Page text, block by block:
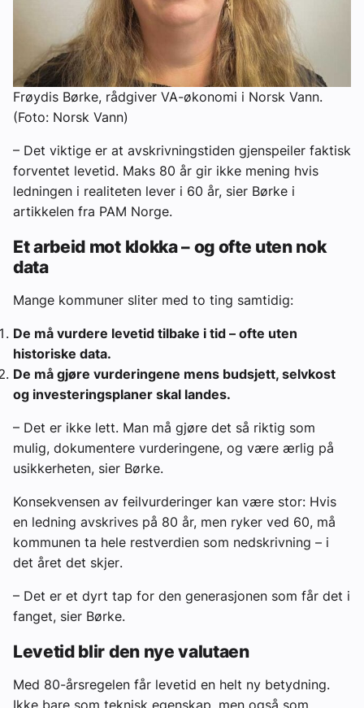
Frøydis Børke, rådgiver VA-økonomi i Norsk Vann.
(Foto: Norsk Vann)
– Det viktige er at avskrivningstiden gjenspeiler faktisk
forventet levetid. Maks 80 år gir ikke mening hvis
ledningen i realiteten lever i 60 år, sier Børke i
artikkelen fra PAM Norge.
Et arbeid mot klokka – og ofte uten nok
data
Mange kommuner sliter med to ting samtidig:
De må vurdere levetid tilbake i tid – ofte uten
historiske data.
De må gjøre vurderingene mens budsjett, selvkost
og investeringsplaner skal landes.
– Det er ikke lett. Man må gjøre det så riktig som
mulig, dokumentere vurderingene, og være ærlig på
usikkerheten, sier Børke.
Konsekvensen av feilvurderinger kan være stor: Hvis
en ledning avskrives på 80 år, men ryker ved 60, må
kommunen ta hele restverdien som nedskrivning – i
det året det skjer.
– Det er et dyrt tap for den generasjonen som får det i
fanget, sier Børke.
Levetid blir den nye valutaen
Med 80-årsregelen får levetid en helt ny betydning.
Ikke bare som teknisk egenskap, men også som